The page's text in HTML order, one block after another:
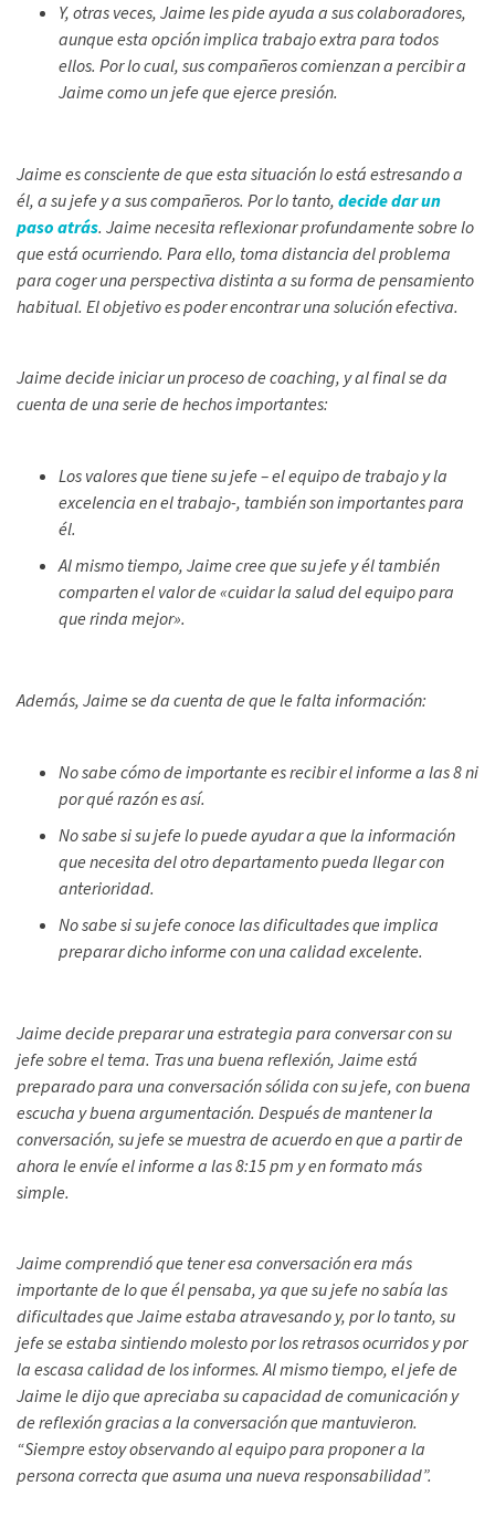
Y, otras veces, Jaime les pide ayuda a sus colaboradores,
aunque esta opción implica trabajo extra para todos
ellos. Por lo cual, sus compañeros comienzan a percibir a
Jaime como un jefe que ejerce presión.
Jaime es consciente de que esta situación lo está estresando a
él, a su jefe y a sus compañeros. Por lo tanto,decide dar un
paso atrás. Jaime necesita reflexionar profundamente sobre lo
que está ocurriendo. Para ello, toma distancia del problema
para coger una perspectiva distinta a su forma de pensamiento
habitual. El objetivo es poder encontrar una solución efectiva.
Jaime decide iniciar un proceso de coaching, y al final se da
cuenta de una serie de hechos importantes:
Los valores que tiene su jefe – el equipo de trabajo y la
excelencia en el trabajo-, también son importantes para
él.
Al mismo tiempo, Jaime cree que su jefe y él también
comparten el valor de «cuidar la salud del equipo para
que rinda mejor».
Además, Jaime se da cuenta de que le falta información:
No sabe cómo de importante es recibir el informe a las 8 ni
por qué razón es así.
No sabe si su jefe lo puede ayudar a que la información
que necesita del otro departamento pueda llegar con
anterioridad.
No sabe si su jefe conoce las dificultades que implica
preparar dicho informe con una calidad excelente.
Jaime decide preparar una estrategia para conversar con su
jefe sobre el tema. Tras una buena reflexión, Jaime está
preparado para una conversación sólida con su jefe, con buena
escucha y buena argumentación. Después de mantener la
conversación, su jefe se muestra de acuerdo en que a partir de
ahora le envíe el informe a las 8:15 pm y en formato más
simple.
Jaime comprendió que tener esa conversación era más
importante de lo que él pensaba, ya que su jefe no sabía las
dificultades que Jaime estaba atravesando y, por lo tanto, su
jefe se estaba sintiendo molesto por los retrasos ocurridos y por
la escasa calidad de los informes. Al mismo tiempo, el jefe de
Jaime le dijo que apreciaba su capacidad de comunicación y
de reflexión gracias a la conversación que mantuvieron.
“Siempre estoy observando al equipo para proponer a la
persona correcta que asuma una nueva responsabilidad”.